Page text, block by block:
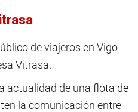
de viajeros en Vigo
Vitrasa.
actualidad de una flota de
la comunicación entre